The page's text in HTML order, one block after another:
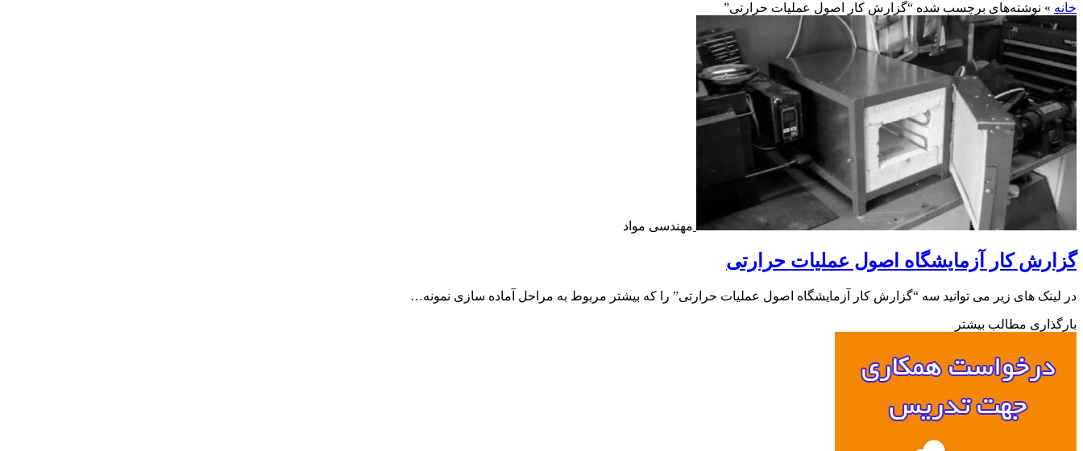
خانه » نوشته‌های برچسب شده “گزارش کار اصول عملیات حرارتی”
مهندسی مواد
گزارش کار آزمایشگاه اصول عملیات حرارتی
در لینک های زیر می توانید سه “گزارش کار آزمایشگاه اصول عملیات حرارتی” را که بیشتر مربوط به مراحل آماده سازی نمونه…
بارگذاری مطالب بیشتر